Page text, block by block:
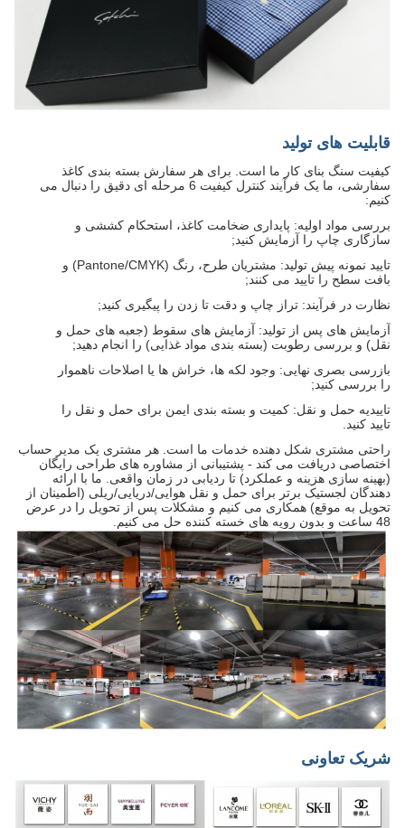
قابلیت های تولید
کیفیت سنگ بنای کار ما است. برای هر سفارش بسته بندی کاغذ
سفارشی، ما یک فرآیند کنترل کیفیت 6 مرحله ای دقیق را دنبال می
کنیم:
بررسی مواد اولیه: پایداری ضخامت کاغذ، استحکام کششی و
سازگاری چاپ را آزمایش کنید;
تایید نمونه پیش تولید: مشتریان طرح، رنگ (Pantone/CMYK) و
بافت سطح را تایید می کنند;
نظارت در فرآیند: تراز چاپ و دقت تا زدن را پیگیری کنید;
آزمایش های پس از تولید: آزمایش های سقوط (جعبه های حمل و
نقل) و بررسی رطوبت (بسته بندی مواد غذایی) را انجام دهید;
بازرسی بصری نهایی: وجود لکه ها، خراش ها یا اصلاحات ناهموار
را بررسی کنید;
تاییدیه حمل و نقل: کمیت و بسته بندی ایمن برای حمل و نقل را
تایید کنید.
راحتی مشتری شکل دهنده خدمات ما است. هر مشتری یک مدیر حساب
اختصاصی دریافت می کند - پشتیبانی از مشاوره های طراحی رایگان
(بهینه سازی هزینه و عملکرد) تا ردیابی در زمان واقعی. ما با ارائه
دهندگان لجستیک برتر برای حمل و نقل هوایی/دریایی/ریلی (اطمینان از
تحویل به موقع) همکاری می کنیم و مشکلات پس از تحویل را در عرض
48 ساعت و بدون رویه های خسته کننده حل می کنیم.
شریک تعاونی